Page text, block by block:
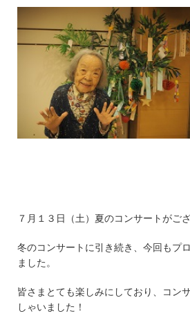
７月１３日（土）夏のコンサートがご
冬のコンサートに引き続き、今回もプ
ました。
皆さまとても楽しみにしており、コン
しゃいました！